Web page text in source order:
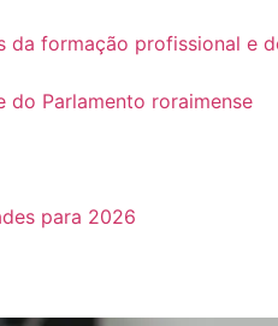
da formação profissional e
do Parlamento roraimense
para 2026